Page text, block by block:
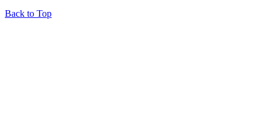
Back to Top